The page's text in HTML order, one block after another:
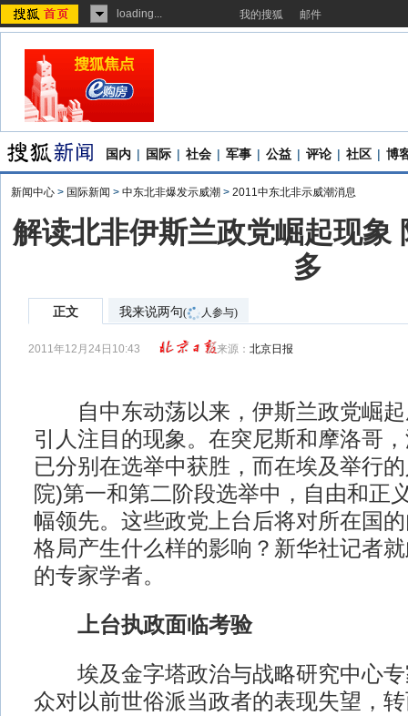
loading... 我的搜狐 邮件
国内 | 国际 | 社会 | 军事 | 公益 | 评论 | 社区 | 博
新闻中心 > 国际新闻 > 中东北非爆发示威潮 > 2011中东北非示威潮消息
解读北非伊斯兰政党崛起现象
多
正文 我来说两句( 人参与)
2011年12月24日10:43 来源：北京日报
自中东动荡以来，伊斯兰政党崛起
引人注目的现象。在突尼斯和摩洛哥
已分别在选举中获胜，而在埃及举行
院)第一和第二阶段选举中，自由和正
幅领先。这些政党上台后将对所在国
格局产生什么样的影响？新华社记者
的专家学者。
上台执政面临考验
埃及金字塔政治与战略研究中心专
众对以前世俗派当政者的表现失望，